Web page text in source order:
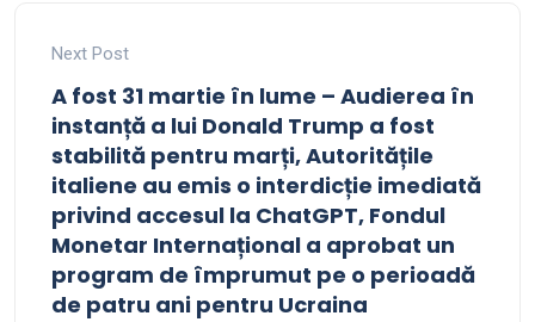
Next Post
A fost 31 martie în lume – Audierea în
instanță a lui Donald Trump a fost
stabilită pentru marți, Autoritățile
italiene au emis o interdicție imediată
privind accesul la ChatGPT, Fondul
Monetar Internațional a aprobat un
program de împrumut pe o perioadă
de patru ani pentru Ucraina